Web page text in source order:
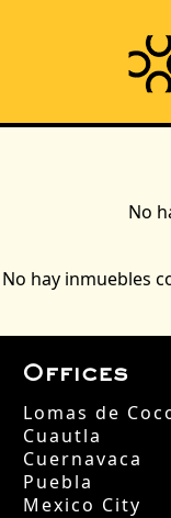
No
No hay inmuebles
Offices
Lomas de
Cuautla
Cuernavaca
Puebla
Mexico City